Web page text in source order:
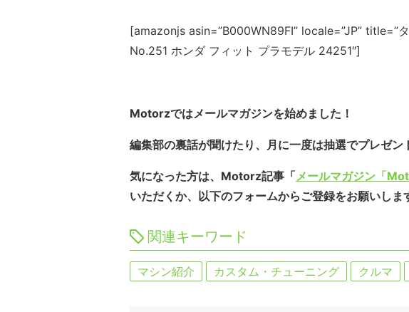
[amazonjs asin=”B000WN89FI” locale=”JP” title=”
No.251 ホンダ フィット プラモデル 24251″]
Motorzではメールマガジンを始めました！
編集部の裏話が聞けたり、月に一度は抽選でプレゼン
気になった方は、Motorz記事「 メールマガジン「
いただくか、以下のフォームからご登録をお願いしま
関連キーワード
マシン紹介 カスタム・チューニング クルマ